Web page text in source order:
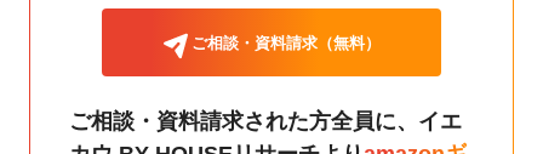
ご相談・資料請求（無料）
ご相談・資料請求された方全員に、 イエ